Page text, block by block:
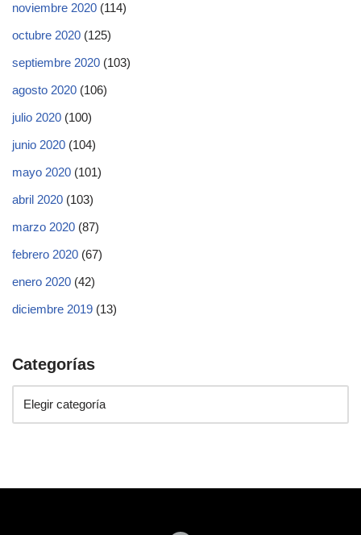
noviembre 2020 (114)
octubre 2020 (125)
septiembre 2020 (103)
agosto 2020 (106)
julio 2020 (100)
junio 2020 (104)
mayo 2020 (101)
abril 2020 (103)
marzo 2020 (87)
febrero 2020 (67)
enero 2020 (42)
diciembre 2019 (13)
Categorías